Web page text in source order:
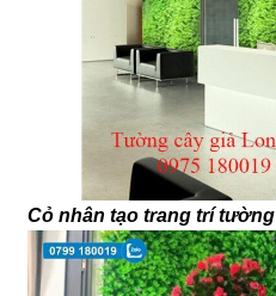
Cỏ nhân tạo trang trí tường